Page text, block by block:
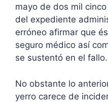
mayo de dos mil
del expediente
erróneo afirmar que
seguro médico así
se sustentó en el fallo.
No obstante lo
yerro carece de